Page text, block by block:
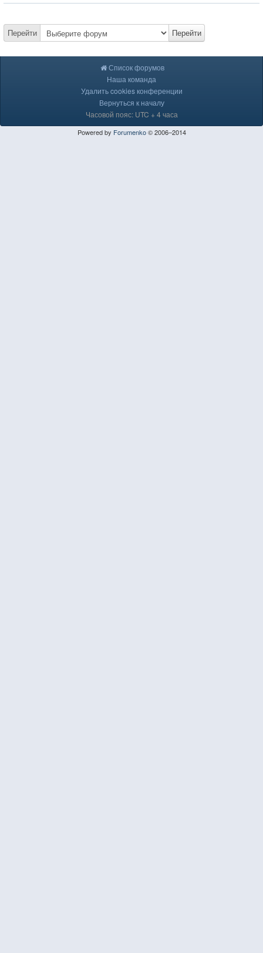
Перейти Перейти
Список форумов
Наша команда
Удалить cookies конференции
Вернуться к началу
Часовой пояс: UTC + 4 часа
Powered by Forumenko© 2006–2014